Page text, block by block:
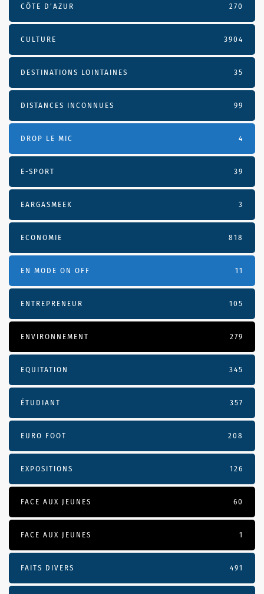
CÔTE D’AZUR 270
CULTURE 3904
DESTINATIONS LOINTAINES 35
DISTANCES INCONNUES 99
DROP LE MIC 4
E-SPORT 39
EARGASMEEK 3
ECONOMIE 818
EN MODE ON OFF 11
ENTREPRENEUR 105
ENVIRONNEMENT 279
EQUITATION 345
ÉTUDIANT 357
EURO FOOT 208
EXPOSITIONS 126
FACE AUX JEUNES 60
FACE AUX JEUNES 1
FAITS DIVERS 491